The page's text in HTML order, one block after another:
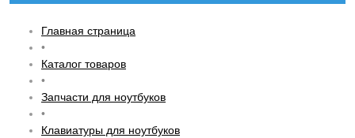
Главная страница
•
Каталог товаров
•
Запчасти для ноутбуков
•
Клавиатуры для ноутбуков